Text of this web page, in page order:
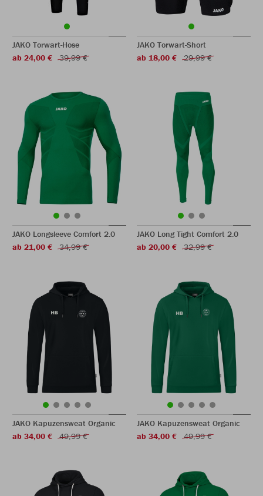
JAKO Torwart-Hose
ab 24,00 €
39,99 €
JAKO Torwart-Short
ab 18,00 €
29,99 €
JAKO Longsleeve Comfort 2.0
ab 21,00 €
34,99 €
JAKO Long Tight Comfort 2.0
ab 20,00 €
32,99 €
JAKO Kapuzensweat Organic
ab 34,00 €
49,99 €
JAKO Kapuzensweat Organic
ab 34,00 €
49,99 €